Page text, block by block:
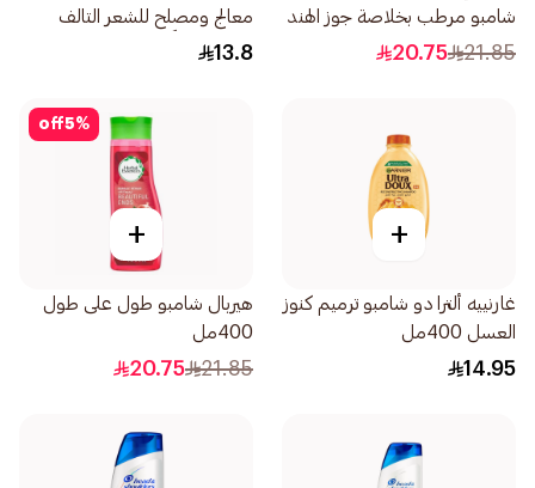
شامبو مرطب بخلاصة جوز الهند
أزرق 400مل
21.85
20.75
معالج ومصلح للشعر التالف
والمجهد كلياً 200مل
13.8
+
غارنييه ألترا دو شامبو ترميم كنوز
العسل 400مل
14.95
5%
off
+
هيربال شامبو طول على طول
400مل
21.85
20.75